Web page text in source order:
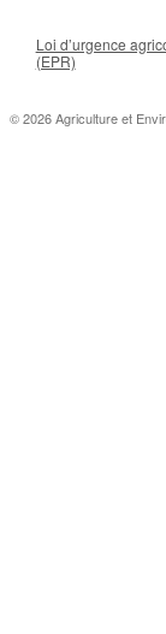
Loi d’urgence
(EPR)
© 2026 Agriculture et